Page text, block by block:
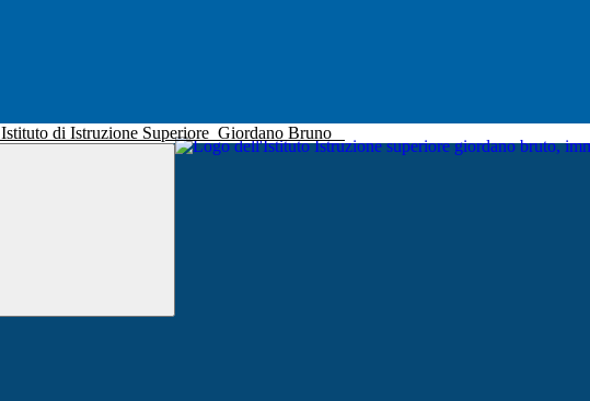
Istituto di Istruzione Superiore Giordano Bruno